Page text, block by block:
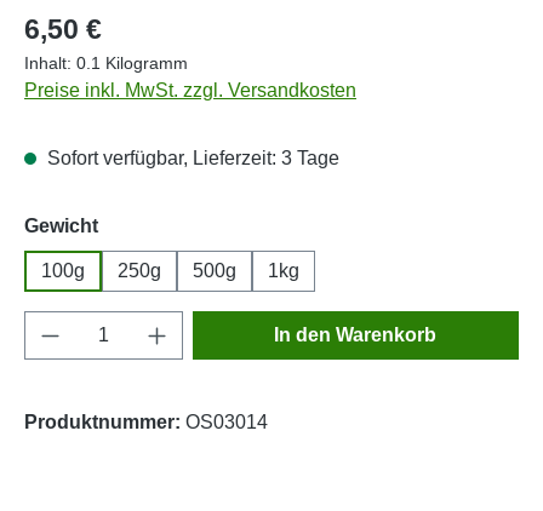
Regulärer Preis:
6,50 €
Inhalt: 0.1 Kilogramm
Preise inkl. MwSt. zzgl. Versandkosten
Sofort verfügbar, Lieferzeit: 3 Tage
Gewichtauswählen
100g 250g 500g 1kg
Produkt Anzahl: Gib den gewünschten
In den Warenkorb
Produktnummer: OS03014